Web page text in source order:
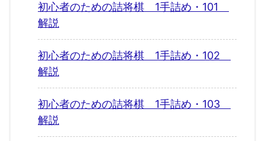
初心者のための詰将棋 1手詰め・101
解説
初心者のための詰将棋 1手詰め・102
解説
初心者のための詰将棋 1手詰め・103
解説